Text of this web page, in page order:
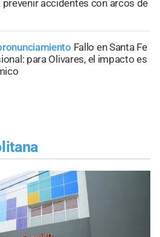
accidentes con arcos de
Fallo en Santa Fe
para Olivares, el impacto es